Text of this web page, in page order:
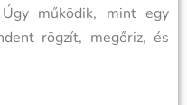
működik, mint egy
rögzít, megőriz, és